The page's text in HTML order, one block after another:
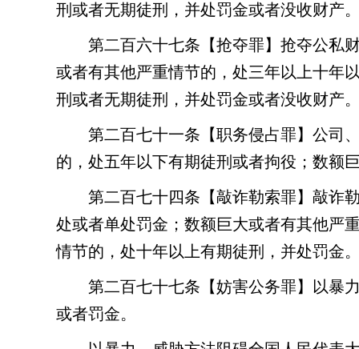
刑或者无期徒刑，并处罚金或者没收财产
第二百六十七条 【抢夺罪】抢夺公私
或者有其他严重情节的，处三年以上十年
刑或者无期徒刑，并处罚金或者没收财产
第二百七十一条 【职务侵占罪】公司
的，处五年以下有期徒刑或者拘役；数额
第二百七十四条 【敲诈勒索罪】敲诈
处或者单处罚金；数额巨大或者有其他严
情节的，处十年以上有期徒刑，并处罚金
第二百七十七条 【妨害公务罪】以暴
或者罚金。